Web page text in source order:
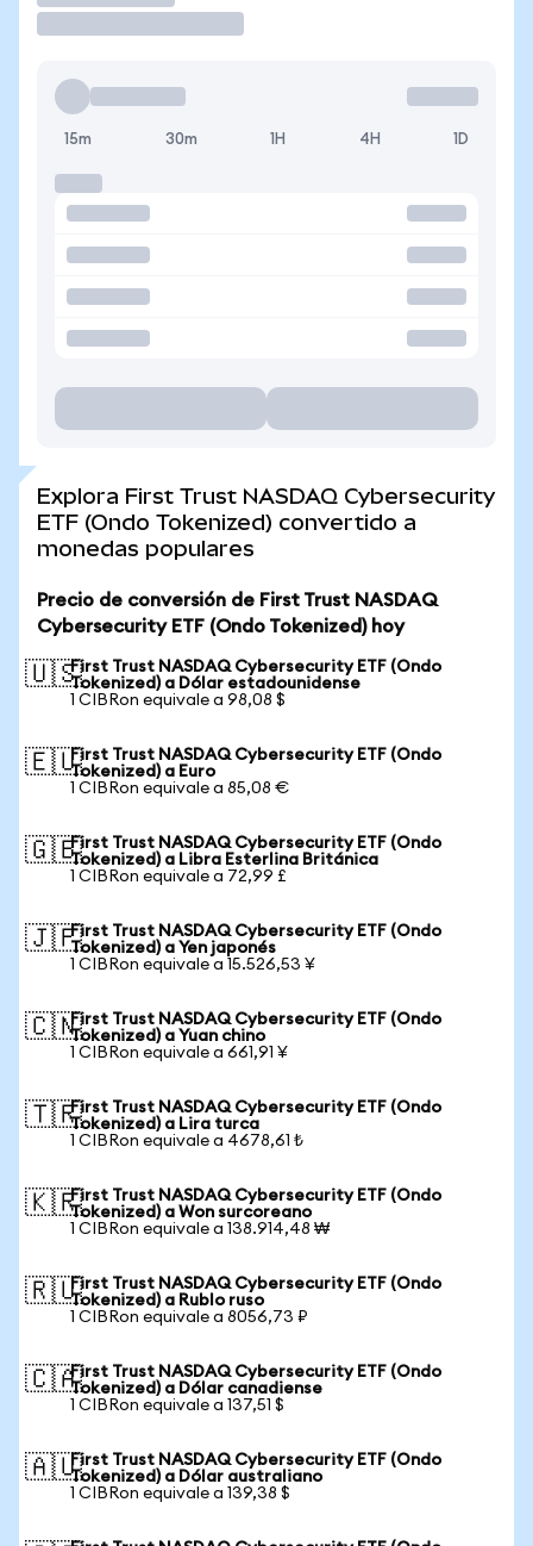
15m 30m 1H 4H 1D
Explora First Trust NASDAQ Cybersecurity
ETF (Ondo Tokenized) convertido a
monedas populares
Precio de conversión de First Trust NASDAQ
Cybersecurity ETF (Ondo Tokenized) hoy
🇺🇸First Trust NASDAQ Cybersecurity ETF (Ondo
Tokenized) a Dólar estadounidense
1 CIBRon equivale a 98,08 $
🇪🇺First Trust NASDAQ Cybersecurity ETF (Ondo
Tokenized) a Euro
1 CIBRon equivale a 85,08 €
🇬🇧First Trust NASDAQ Cybersecurity ETF (Ondo
Tokenized) a Libra Esterlina Británica
1 CIBRon equivale a 72,99 £
🇯🇵First Trust NASDAQ Cybersecurity ETF (Ondo
Tokenized) a Yen japonés
1 CIBRon equivale a 15.526,53 ¥
🇨🇳First Trust NASDAQ Cybersecurity ETF (Ondo
Tokenized) a Yuan chino
1 CIBRon equivale a 661,91 ¥
🇹🇷First Trust NASDAQ Cybersecurity ETF (Ondo
Tokenized) a Lira turca
1 CIBRon equivale a 4678,61 ₺
🇰🇷First Trust NASDAQ Cybersecurity ETF (Ondo
Tokenized) a Won surcoreano
1 CIBRon equivale a 138.914,48 ₩
🇷🇺First Trust NASDAQ Cybersecurity ETF (Ondo
Tokenized) a Rublo ruso
1 CIBRon equivale a 8056,73 ₽
🇨🇦First Trust NASDAQ Cybersecurity ETF (Ondo
Tokenized) a Dólar canadiense
1 CIBRon equivale a 137,51 $
🇦🇺First Trust NASDAQ Cybersecurity ETF (Ondo
Tokenized) a Dólar australiano
1 CIBRon equivale a 139,38 $